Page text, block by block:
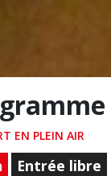
EN PLEIN AIR
Entrée libre